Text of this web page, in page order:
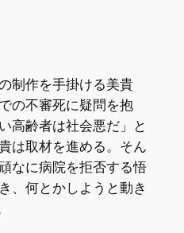
制作を手掛ける美貴
の不審死に疑問を抱
高齢者は社会悪だ」と
は取材を進める。そん
なに病院を拒否する悟
、何とかしようと動き